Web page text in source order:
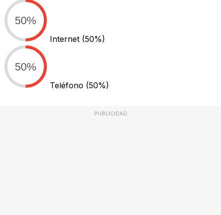
50%
Internet (50%)
50%
Teléfono (50%)
PUBLICIDAD